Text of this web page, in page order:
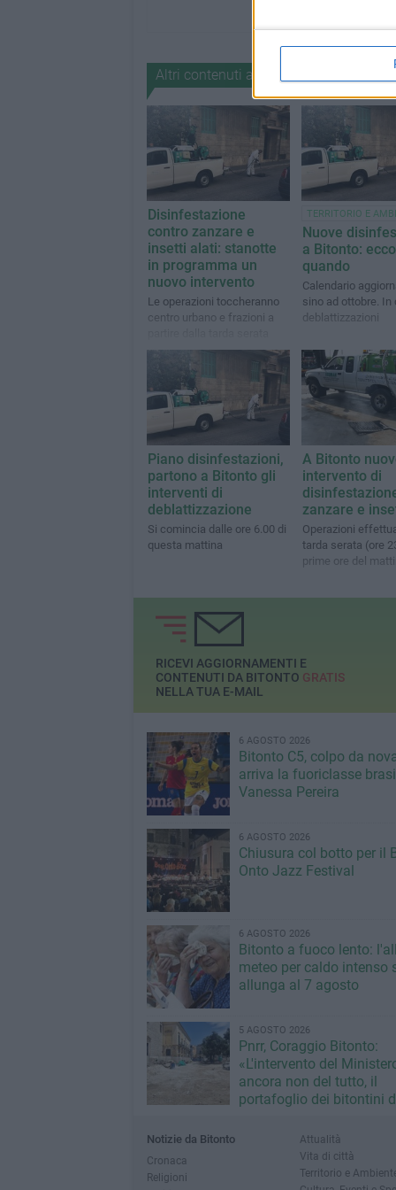
Altri contenuti a tema
Disinfestazione
contro zanzare e
insetti alati: stanotte
in programma un
nuovo intervento
Le operazioni toccheranno
centro urbano e frazioni a
(ore 23:30) e sino alle prime
ore del mattino
TERRITORIO E
Nuove
a Bitonto: ecco
quando
Calendario
sino ad ottobre. In
deblattizzazioni
Piano disinfestazioni,
partono a Bitonto gli
interventi di
deblattizzazione
Si comincia dalle ore 6.00 di
questa mattina
A Bitonto
intervento di
zanzare e
Operazioni
tarda serata (ore
prime ore del
RICEVI AGGIORNAMENTI E
CONTENUTI DA BITONTO GRATIS
NELLA TUA E-MAIL
6 AGOSTO 2026
Bitonto C5, colpo da
arriva la fuoriclasse
Vanessa Pereira
6 AGOSTO 2026
Chiusura col botto per il
Onto Jazz Festival
6 AGOSTO 2026
Bitonto a fuoco lento:
meteo per caldo intenso
allunga al 7 agosto
5 AGOSTO 2026
Pnrr, Coraggio Bitonto:
«L'intervento del
ancora non del tutto, il
portafoglio dei bitontini
Notizie da Bitonto
Cronaca
Religioni
Attualità
Vita di città
Territorio e